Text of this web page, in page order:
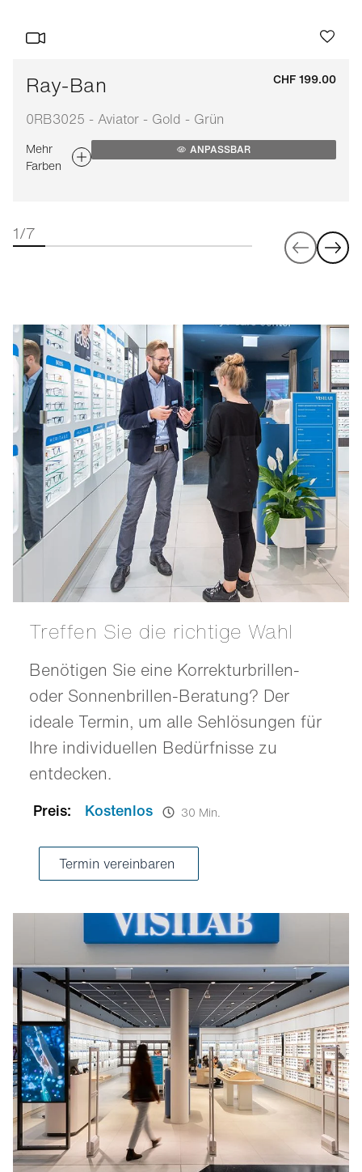
Ray-Ban
0RB3025 - Aviator - Gold - Grün
CHF 199.00
Mehr
Farben
ANPASSBAR
1/7
Treffen Sie die richtige Wahl
Benötigen Sie eine Korrekturbrillen-
oder Sonnenbrillen-Beratung? Der
ideale Termin, um alle Sehlösungen für
Ihre individuellen Bedürfnisse zu
entdecken.
Preis: Kostenlos 30 Min.
Termin vereinbaren